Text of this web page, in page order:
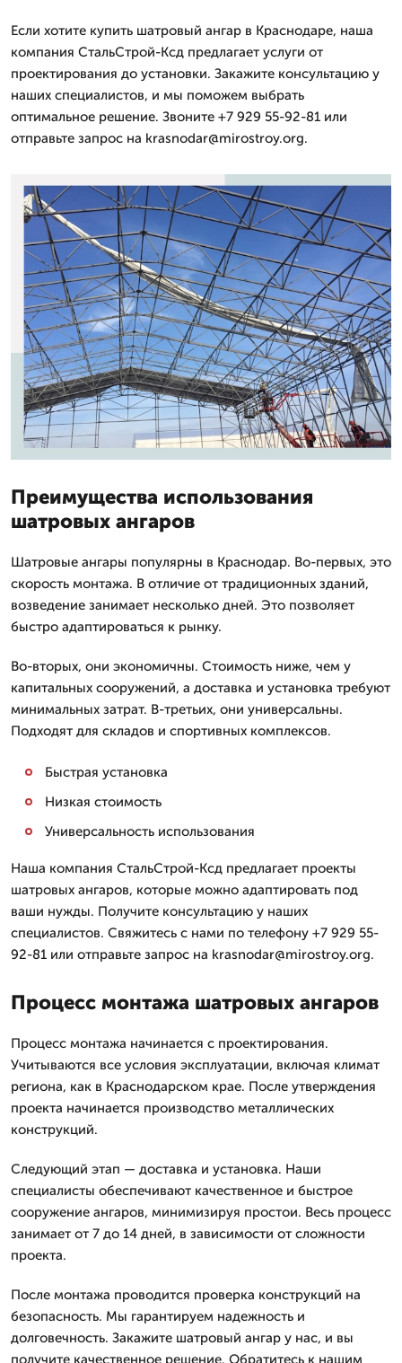
Если хотите купить шатровый ангар в Краснодаре, наша
компания СтальСтрой-Ксд предлагает услуги от
проектирования до установки. Закажите консультацию у
наших специалистов, и мы поможем выбрать
оптимальное решение. Звоните +7 929 55-92-81 или
отправьте запрос на krasnodar@mirostroy.org.
Преимущества использования
шатровых ангаров
Шатровые ангары популярны в Краснодар. Во-первых, это
скорость монтажа. В отличие от традиционных зданий,
возведение занимает несколько дней. Это позволяет
быстро адаптироваться к рынку.
Во-вторых, они экономичны. Стоимость ниже, чем у
капитальных сооружений, а доставка и установка требуют
минимальных затрат. В-третьих, они универсальны.
Подходят для складов и спортивных комплексов.
Быстрая установка
Низкая стоимость
Универсальность использования
Наша компания СтальСтрой-Ксд предлагает проекты
шатровых ангаров, которые можно адаптировать под
ваши нужды. Получите консультацию у наших
специалистов. Свяжитесь с нами по телефону +7 929 55-
92-81 или отправьте запрос на krasnodar@mirostroy.org.
Процесс монтажа шатровых ангаров
Процесс монтажа начинается с проектирования.
Учитываются все условия эксплуатации, включая климат
региона, как в Краснодарском крае. После утверждения
проекта начинается производство металлических
конструкций.
Следующий этап — доставка и установка. Наши
специалисты обеспечивают качественное и быстрое
сооружение ангаров, минимизируя простои. Весь процесс
занимает от 7 до 14 дней, в зависимости от сложности
проекта.
После монтажа проводится проверка конструкций на
безопасность. Мы гарантируем надежность и
долговечность. Закажите шатровый ангар у нас, и вы
получите качественное решение. Обратитесь к нашим